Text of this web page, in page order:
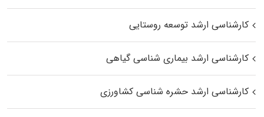
کارشناسی ارشد توسعه روستایی
کارشناسی ارشد بیماری‌ شناسی گیاهی
کارشناسی ارشد حشره‌ شناسی کشاورزی